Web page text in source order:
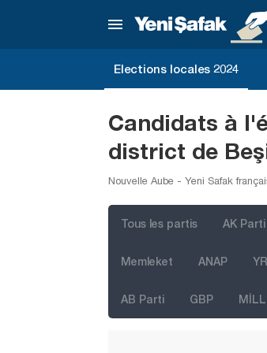
Elections locales 2024
Candidats à
district de
Nouvelle Aube - Yeni Safak
Tous les partis AK Parti
Memleket ANAP
AB Parti GBP